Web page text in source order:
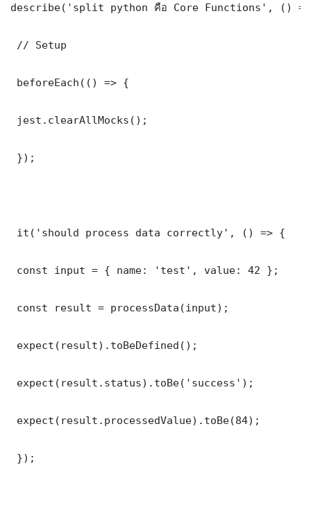
describe('split python คือ Core Functions', ()
// Setup
beforeEach(() => {
jest.clearAllMocks();
});
it('should process data correctly', () => {
const input = { name: 'test', value: 42 };
const result = processData(input);
expect(result).toBeDefined();
expect(result.status).toBe('success');
expect(result.processedValue).toBe(84);
});